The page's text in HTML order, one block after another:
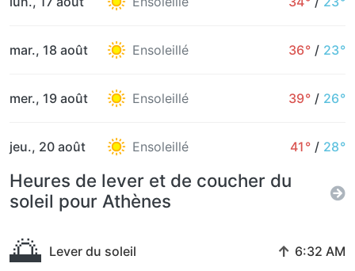
mar., 18 août Ensoleillé 36° / 23°
mer., 19 août Ensoleillé 39° / 26°
jeu., 20 août Ensoleillé 41° / 28°
Heures de lever et de coucher du
soleil pour Athènes
🌅 Lever du soleil ↑ 6:32 AM